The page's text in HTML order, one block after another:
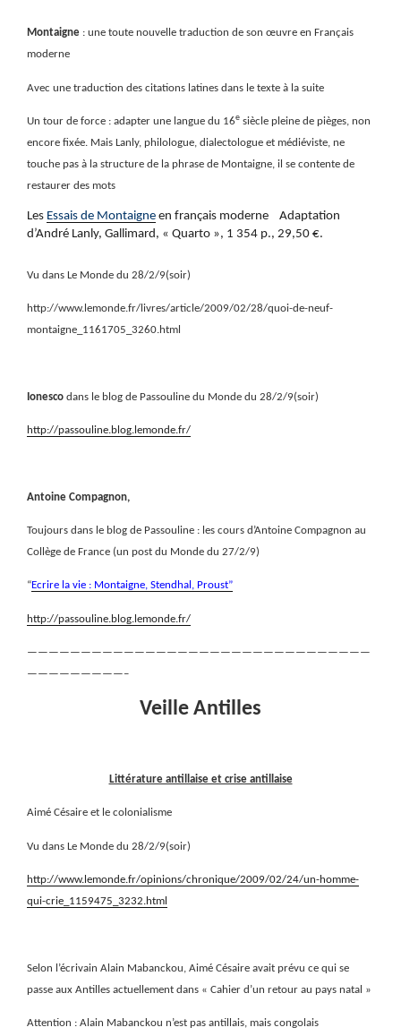
Montaigne : une toute nouvelle traduction de son œuvre en Français
moderne
Avec une traduction des citations latines dans le texte à la suite
Un tour de force : adapter une langue du 16e siècle pleine de pièges, non
encore fixée. Mais Lanly, philologue, dialectologue et médiéviste, ne
touche pas à la structure de la phrase de Montaigne, il se contente de
restaurer des mots
Les Essais de Montaigne en français moderne
Adaptation
d’André Lanly, Gallimard, « Quarto », 1 354 p., 29,50 €.
Vu dans Le Monde du 28/2/9(soir)
http://www.lemonde.fr/livres/article/2009/02/28/quoi-de-neuf-
montaigne_1161705_3260.html
Ionesco dans le blog de Passouline du Monde du 28/2/9(soir)
http://passouline.blog.lemonde.fr/
Antoine Compagnon,
Toujours dans le blog de Passouline : les cours d’Antoine Compagnon au
Collège de France (un post du Monde du 27/2/9)
“Ecrire la vie : Montaigne, Stendhal, Proust”
http://passouline.blog.lemonde.fr/
————————————————————————————————
—————————–
Veille Antilles
Littérature antillaise et crise antillaise
Aimé Césaire et le colonialisme
Vu dans Le Monde du 28/2/9(soir)
http://www.lemonde.fr/opinions/chronique/2009/02/24/un-homme-
qui-crie_1159475_3232.html
Selon l’écrivain Alain Mabanckou, Aimé Césaire avait prévu ce qui se
passe aux Antilles actuellement dans « Cahier d’un retour au pays natal »
Attention : Alain Mabanckou n’est pas antillais, mais congolais